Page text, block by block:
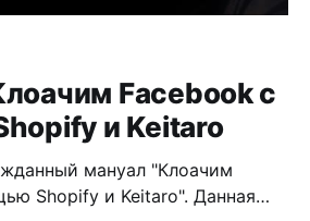
Facebook с
и Keitaro
мануал "Клоачим
и Keitaro". Данная